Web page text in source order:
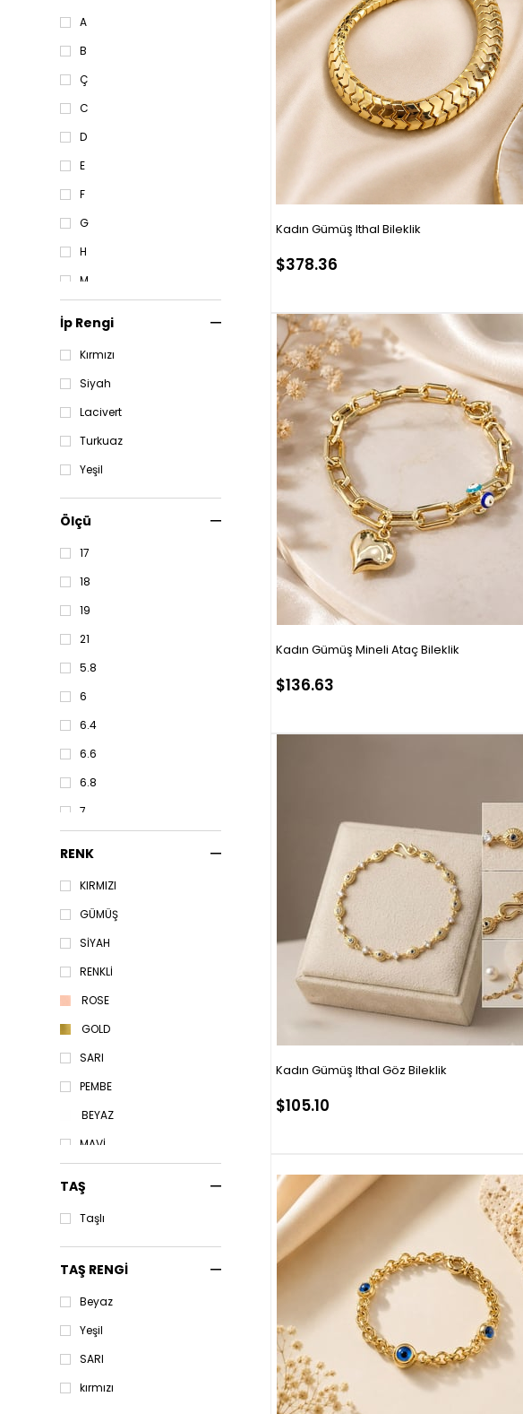
KİŞİYE ÖZEL
YÜZÜK
MARKA TAKILAR
HAL HAL
KOMBİNİM
SAAT
A
B
Ç
C
D
E
F
G
H
M
İp Rengi
Kırmızı
Siyah
Lacivert
Turkuaz
Yeşil
Ölçü
17
18
19
21
5.8
6
6.4
6.6
6.8
7
RENK
KIRMIZI
GÜMÜŞ
SİYAH
RENKLİ
ROSE
GOLD
SARI
PEMBE
BEYAZ
MAVİ
TAŞ
Taşlı
TAŞ RENGİ
Beyaz
Yeşil
SARI
kırmızı
Kadın Gümüş Ithal Bileklik
$378.36
Kadın Gümüş Mineli Ataç Bileklik
$136.63
Kadın Gümüş Ithal Göz Bileklik
$105.10